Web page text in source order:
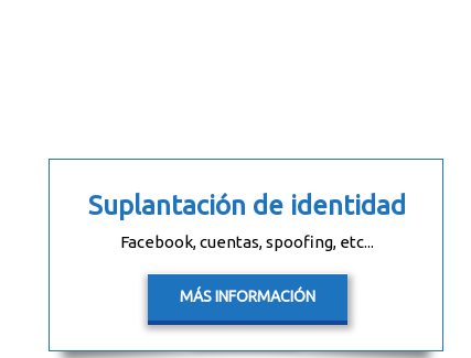
Suplantación de identidad
Facebook, cuentas, spoofing, etc...
MÁS INFORMACIÓN